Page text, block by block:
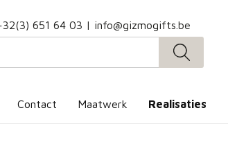
651 64 03 | info@gizmogifts.be
Contact Maatwerk Realisaties